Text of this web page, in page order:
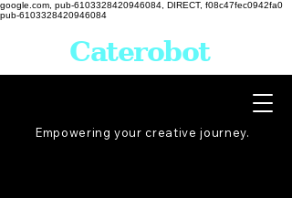
google.com, pub-6103328420946084, DIRECT, f08c47fec0942fa0
pub-6103328420946084
Empowering your creative journey.
Caterobot